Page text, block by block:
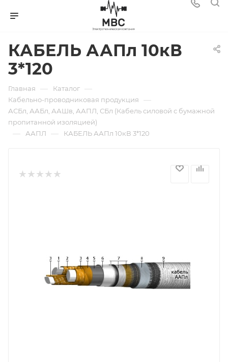
КАБЕЛЬ ААПл 10кВ
3*120
Главная — Каталог —
Кабельно-проводниковая продукция —
АСБл, ААБл, ААШв, ААПЛ, СБл (Кабель силовой с бумажной
пропитанной изоляцией)
— ААПЛ — КАБЕЛЬ ААПл 10кВ 3*120